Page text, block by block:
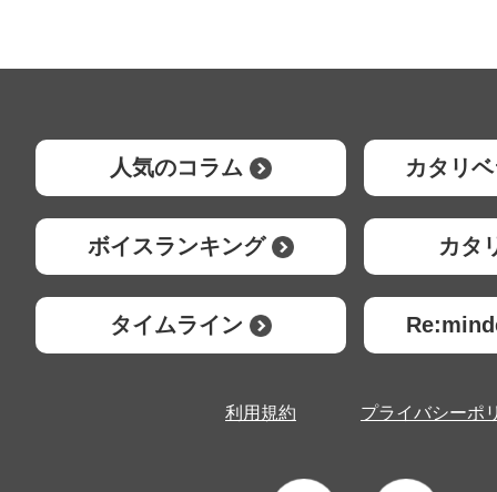
人気のコラム カタリ
ボイスランキング カタ
タイムライン
利用規約 プライバシーポ